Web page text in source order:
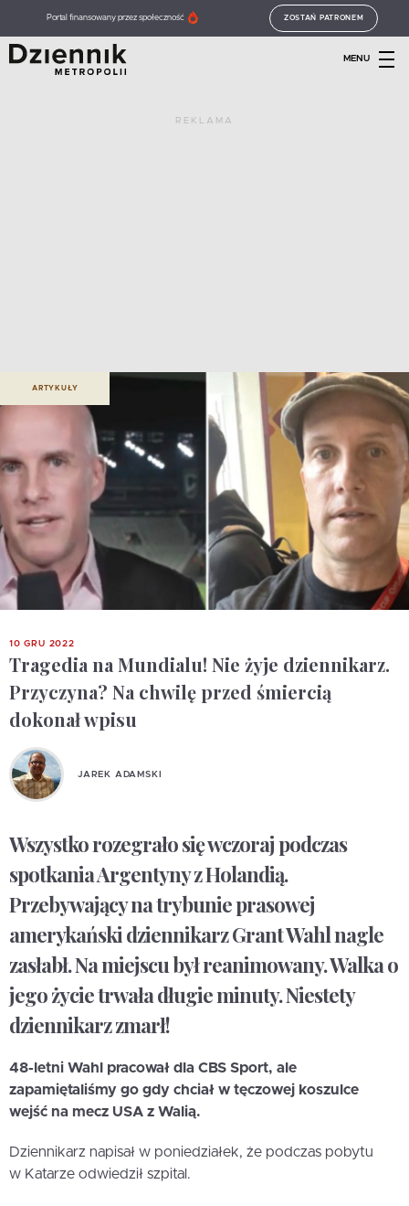
Portal finansowany przez społeczność ZOSTAŃ PATRONEM
MENU
REKLAMA
ARTYKUŁY
10 GRU 2022
Tragedia na Mundialu! Nie żyje dziennikarz.
Przyczyna? Na chwilę przed śmiercią
dokonał wpisu
JAREK ADAMSKI
Wszystko rozegrało się wczoraj podczas
spotkania Argentyny z Holandią.
Przebywający na trybunie prasowej
amerykański dziennikarz Grant Wahl nagle
zasłabł. Na miejscu był reanimowany. Walka o
jego życie trwała długie minuty. Niestety
dziennikarz zmarł!
48-letni Wahl pracował dla CBS Sport, ale
zapamiętaliśmy go gdy chciał w tęczowej koszulce
wejść na mecz USA z Walią.
Dziennikarz napisał w poniedziałek, że podczas pobytu
w Katarze odwiedził szpital.